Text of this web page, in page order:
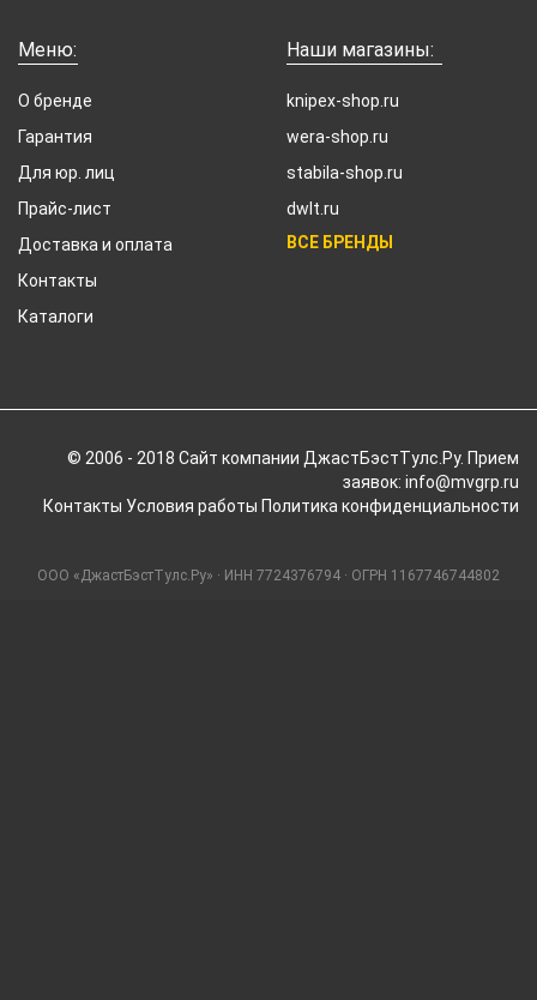
Меню:
О бренде
Гарантия
Для юр. лиц
Прайс-лист
Доставка и оплата
Контакты
Каталоги
Наши магазины:
knipex-shop.ru
wera-shop.ru
stabila-shop.ru
dwlt.ru
ВСЕ БРЕНДЫ
© 2006 - 2018 Cайт компании ДжастБэстТулс.Ру. Прием
заявок: info@mvgrp.ru
Контакты Условия работы Политика конфиденциальности
ООО «ДжастБэстТулс.Ру» · ИНН 7724376794 · ОГРН 1167746744802